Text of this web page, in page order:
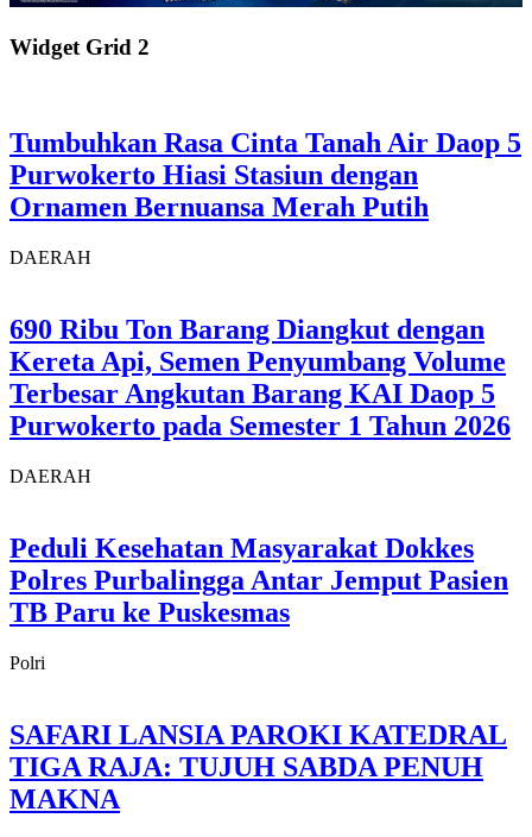
Widget Grid 2
Tumbuhkan Rasa Cinta Tanah Air Daop 5
Purwokerto Hiasi Stasiun dengan
Ornamen Bernuansa Merah Putih
DAERAH
690 Ribu Ton Barang Diangkut dengan
Kereta Api, Semen Penyumbang Volume
Terbesar Angkutan Barang KAI Daop 5
Purwokerto pada Semester 1 Tahun 2026
DAERAH
Peduli Kesehatan Masyarakat Dokkes
Polres Purbalingga Antar Jemput Pasien
TB Paru ke Puskesmas
Polri
SAFARI LANSIA PAROKI KATEDRAL
TIGA RAJA: TUJUH SABDA PENUH
MAKNA